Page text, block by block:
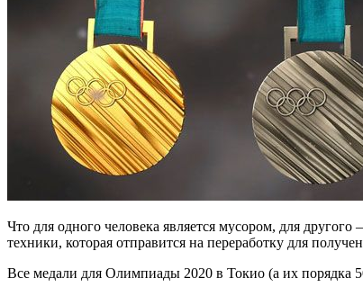
Что для одного человека является мусором, для другого — сокровище! Самое настоящее: золото, серебро и бронза. В Японии был объявлен сбор и утилизация старых смартофнов и другой
техники, которая отправится на переработку для
Все медали для Олимпиады 2020 в Токио (а их порядка